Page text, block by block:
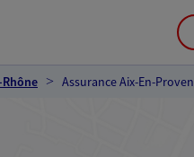
Assurance Aix-En-